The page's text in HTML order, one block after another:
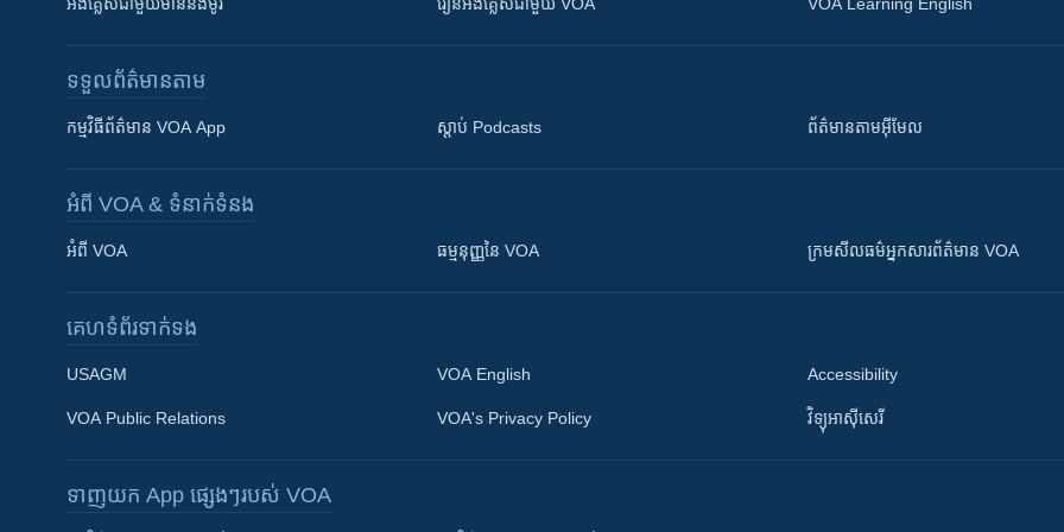
Khmer English
អង់គ្លេស​ជាមួយ​ម៉ានី​និង​ម៉ូរី រៀន​​​​​​អង់គ្លេស​​ជាមួយ VOA VOA Learning English
ទទួល​ព័ត៌មាន​តាម
កម្មវិធី​ព័ត៌មាន VOA App ស្តាប់ Podcasts ព័ត៌មាន​តាម​អ៊ីមែល
អំពី​ VOA & ទំនាក់ទំនង
អំពី​ VOA ធម្មនុញ្ញ​នៃ VOA ក្រម​​​សីលធម៌​​​អ្នក​​​សារព័ត៌មាន VOA
គេហទំព័រ​​ទាក់ទង
USAGM
VOA Public Relations
VOA English
VOA's Privacy Policy
Accessibility
វិទ្យុ​អាស៊ី​សេរី
ទាញយក​ App ផ្សេងៗ​របស់​ VOA